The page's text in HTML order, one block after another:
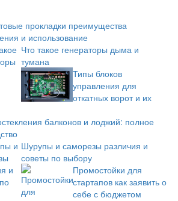
прокладки преимущества
и использование
Что такое генераторы дыма и
тумана
Типы блоков
управления для
откатных ворот и их
балконов и лоджий: полное
Шурупы и саморезы различия и
советы по выбору
Промостойки для
стартапов как заявить о
себе с бюджетом